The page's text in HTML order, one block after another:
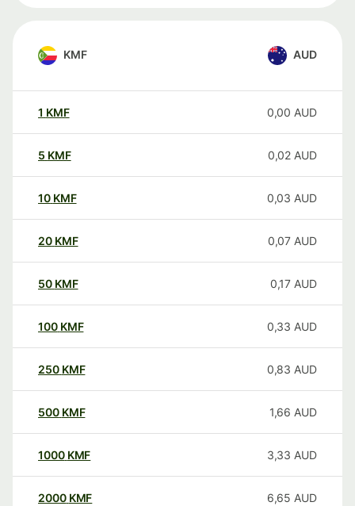
KMF AUD
1 KMF 0,00 AUD
5 KMF 0,02 AUD
10 KMF 0,03 AUD
20 KMF 0,07 AUD
50 KMF 0,17 AUD
100 KMF 0,33 AUD
250 KMF 0,83 AUD
500 KMF 1,66 AUD
1000 KMF 3,33 AUD
2000 KMF 6,65 AUD